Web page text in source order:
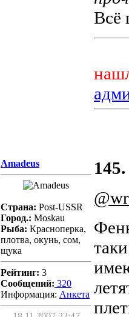
Всё
Amadeus
Страна: Post-USSR
Город.: Moskau
Рыба: Красноперка,
плотва, окунь, сом,
щука
Рейтинг: 3
Сообщений: 320
Информация: Aнкета
145.